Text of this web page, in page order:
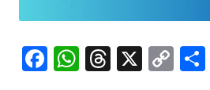
F W T X C